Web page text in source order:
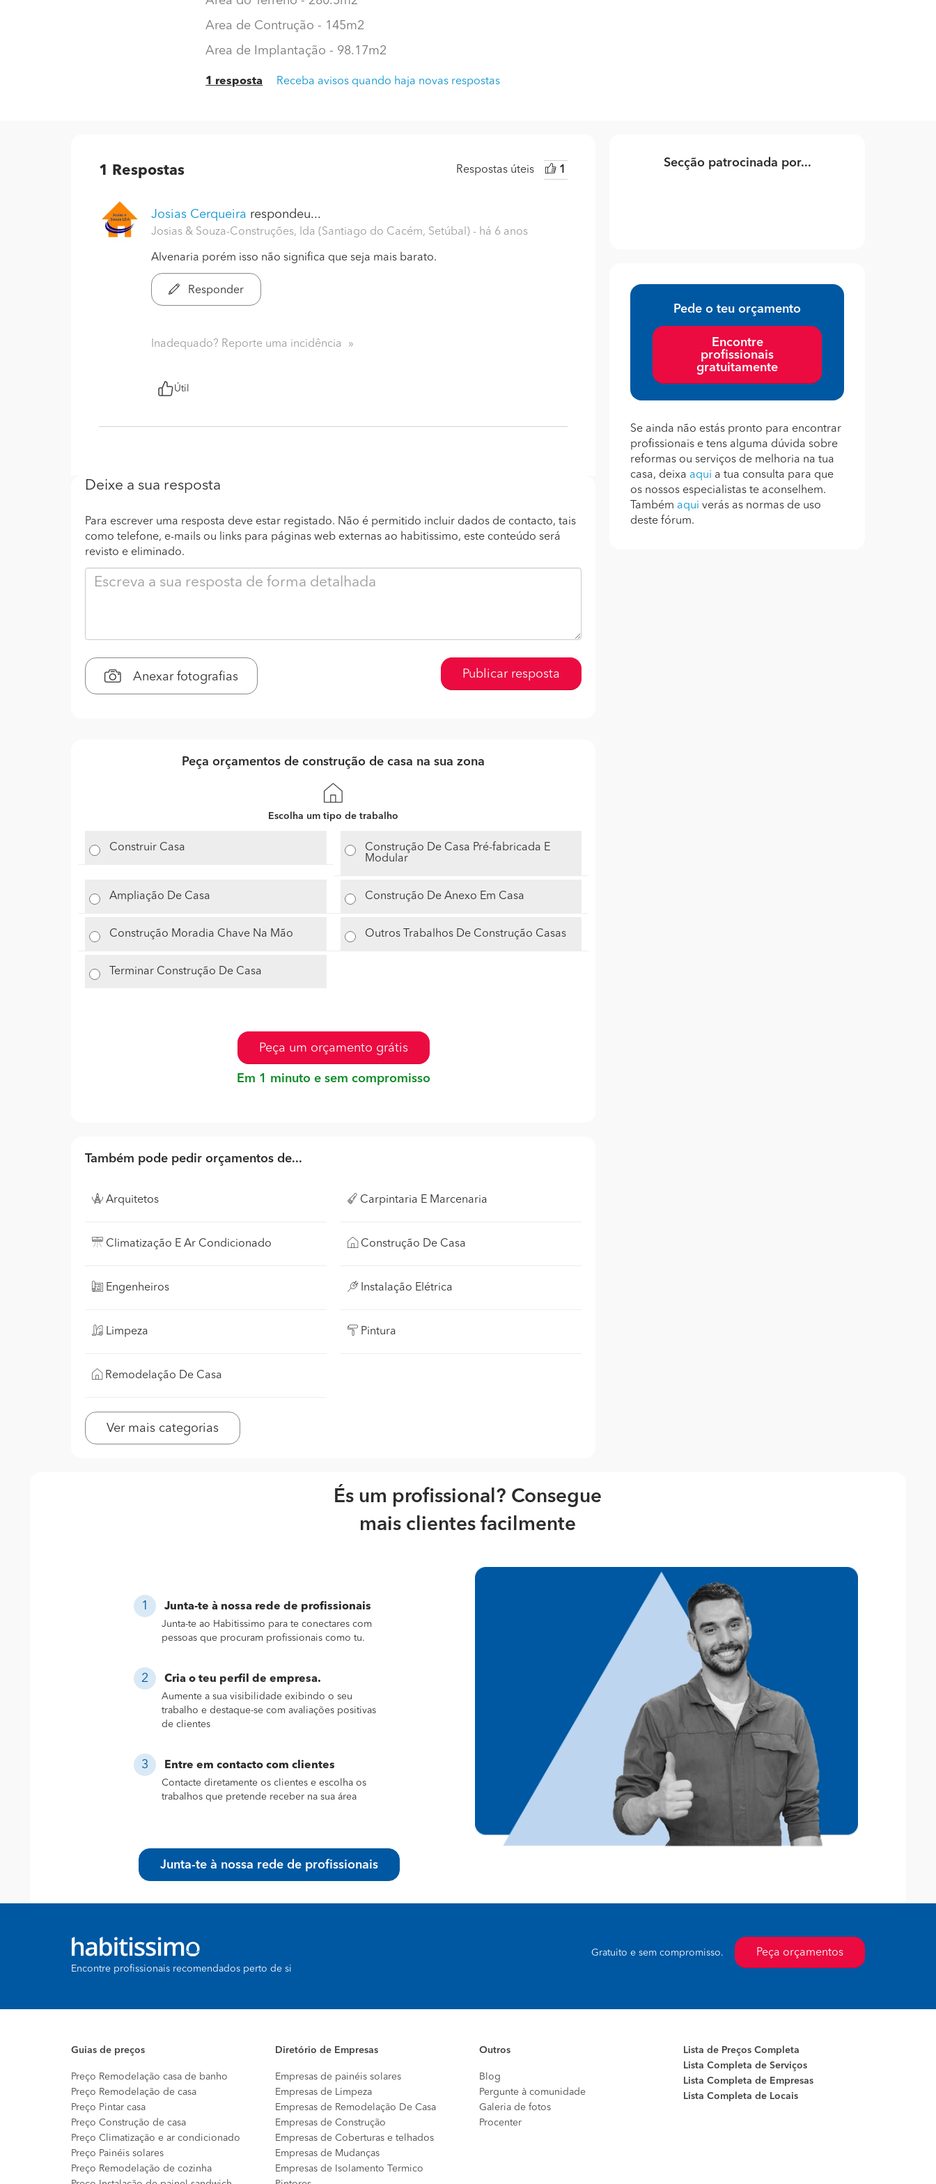
Area de Contrução - 145m2
Area de Implantação - 98.17m2
1 resposta Receba avisos quando haja novas respostas
1 Respostas Respostas úteis 1
Josias Cerqueira respondeu...
Josias & Souza-Construções, lda (Santiago do Cacém, Setúbal) - há 6 anos
Alvenaria porém isso não significa que seja mais barato.
Responder
Inadequado? Reporte uma incidência
Útil
Deixe a sua resposta
Para escrever uma resposta deve estar registado. Não é permitido incluir dados de contacto, tais
como telefone, e-mails ou links para páginas web externas ao habitissimo, este conteúdo será
revisto e eliminado.
Anexar fotografias Publicar resposta
Peça orçamentos de construção de casa na sua zona
Escolha um tipo de trabalho
Construir Casa
Construção De Casa Pré-fabricada E
Modular
Ampliação De Casa Construção De Anexo Em Casa
Construção Moradia Chave Na Mão Outros Trabalhos De Construção Casas
Terminar Construção De Casa
Peça um orçamento grátis
Em 1 minuto e sem compromisso
Também pode pedir orçamentos de...
Arquitetos Carpintaria E Marcenaria
Climatização E Ar Condicionado Construção De Casa
Engenheiros Instalação Elétrica
Limpeza Pintura
Remodelação De Casa
Ver mais categorias
Secção patrocinada por...
Pede o teu orçamento
Encontre
profissionais
gratuitamente
Se ainda não estás pronto para encontrar
profissionais e tens alguma dúvida sobre
reformas ou serviços de melhoria na tua
casa, deixa aqui a tua consulta para que
os nossos especialistas te aconselhem.
Também aqui verás as normas de uso
deste fórum.
És um profissional? Consegue
mais clientes facilmente
Junta-te à nossa rede de profissionais
Junta-te ao Habitissimo para te conectares com
pessoas que procuram profissionais como tu.
Cria o teu perfil de empresa.
Aumente a sua visibilidade exibindo o seu
trabalho e destaque-se com avaliações positivas
de clientes
Entre em contacto com clientes
Contacte diretamente os clientes e escolha os
trabalhos que pretende receber na sua área
Junta-te à nossa rede de profissionais
Encontre profissionais recomendados perto de si
Peça orçamentos
Gratuito e sem compromisso.
Guias de preços
Preço Remodelação casa de banho
Preço Remodelação de casa
Preço Pintar casa
Preço Construção de casa
Preço Climatização e ar condicionado
Preço Painéis solares
Preço Remodelação de cozinha
Diretório de Empresas
Empresas de painéis solares
Empresas de Limpeza
Empresas de Remodelação De Casa
Empresas de Construção
Empresas de Coberturas e telhados
Empresas de Mudanças
Empresas de Isolamento Termico
Outros
Blog
Pergunte à comunidade
Galeria de fotos
Procenter
Lista de Preços Completa
Lista Completa de Serviços
Lista Completa de Empresas
Lista Completa de Locais